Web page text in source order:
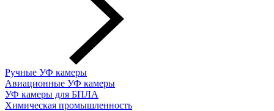
Ручные УФ камеры
Авиационные УФ камеры
УФ камеры для БПЛА
Химическая промышленность